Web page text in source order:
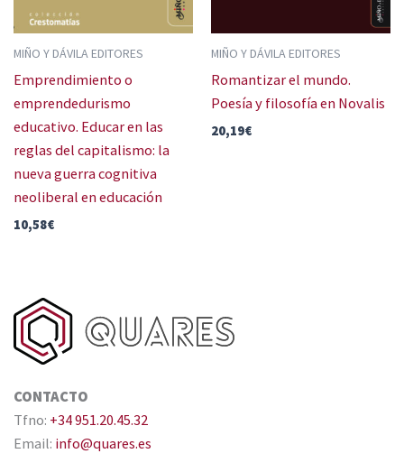
MIÑO Y DÁVILA EDITORES
Emprendimiento o
emprendedurismo
educativo. Educar en las
reglas del capitalismo: la
nueva guerra cognitiva
neoliberal en educación
10,58€
MIÑO Y DÁVILA EDITORES
Romantizar el mundo.
Poesía y filosofía en Novalis
20,19€
CONTACTO
Tfno: +34 951.20.45.32
Email: info@quares.es